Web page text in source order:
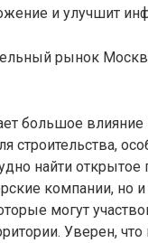
и улучшит
рынок
большое влияние
найти
компании, но
могут
Уверен,